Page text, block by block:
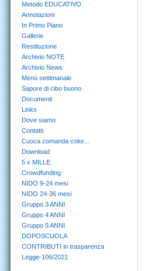
Metodo EDUCATIVO
Annotazioni
In Primo Piano
Gallerie
Restituzione
Archivio NOTE
Archivio News
Menù settimanale
Sapore di cibo buono
Documenti
Links
Dove siamo
Contatti
Cuoca comanda color...
Download
5 x MILLE
Crowdfunding
NIDO 9-24 mesi
NIDO 24-36 mesi
Gruppo 3 ANNI
Gruppo 4 ANNI
Gruppo 5 ANNI
DOPOSCUOLA
CONTRIBUTI in trasparenza
Legge-106/2021